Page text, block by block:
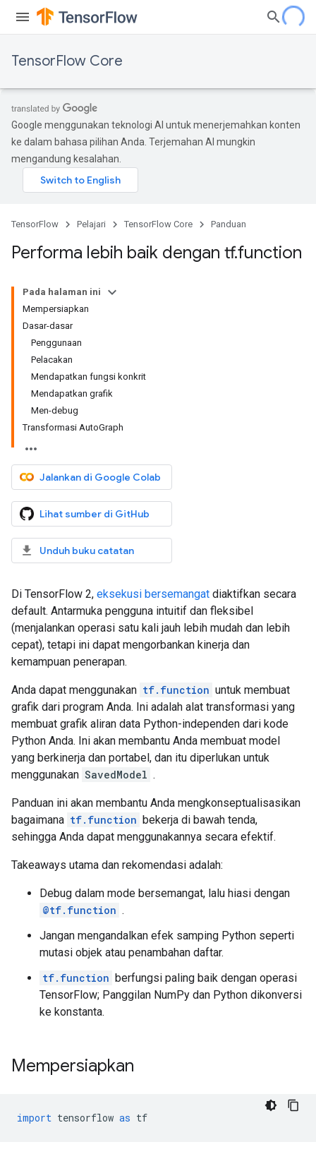
TensorFlow Core
Google menggunakan teknologi AI untuk menerjemahkan konten
ke dalam bahasa pilihan Anda. Terjemahan AI mungkin
mengandung kesalahan.
TensorFlow Pelajari TensorFlow Core Panduan
Performa lebih baik dengan tf.function
Pada halaman ini
Mempersiapkan
Dasar-dasar
Penggunaan
Pelacakan
Mendapatkan fungsi konkrit
Mendapatkan grafik
Men-debug
Transformasi AutoGraph
Jalankan di Google Colab
Lihat sumber di GitHub
Unduh buku catatan
Di TensorFlow 2, eksekusi bersemangat diaktifkan secara
default. Antarmuka pengguna intuitif dan fleksibel
(menjalankan operasi satu kali jauh lebih mudah dan lebih
cepat), tetapi ini dapat mengorbankan kinerja dan
kemampuan penerapan.
Anda dapat menggunakan tf.function untuk membuat
grafik dari program Anda. Ini adalah alat transformasi yang
membuat grafik aliran data Python-independen dari kode
Python Anda. Ini akan membantu Anda membuat model
yang berkinerja dan portabel, dan itu diperlukan untuk
menggunakan SavedModel .
Panduan ini akan membantu Anda mengkonseptualisasikan
bagaimana tf.function bekerja di bawah tenda,
sehingga Anda dapat menggunakannya secara efektif.
Takeaways utama dan rekomendasi adalah:
Debug dalam mode bersemangat, lalu hiasi dengan
@tf.function .
Jangan mengandalkan efek samping Python seperti
mutasi objek atau penambahan daftar.
tf.function berfungsi paling baik dengan operasi
TensorFlow; Panggilan NumPy dan Python dikonversi
ke konstanta.
Mempersiapkan
import tensorflow as tf